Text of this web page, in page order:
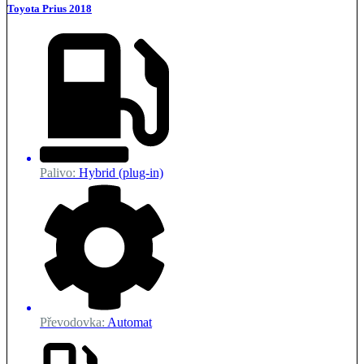
Toyota Prius 2018
Palivo: Hybrid (plug-in)
Převodovka: Automat